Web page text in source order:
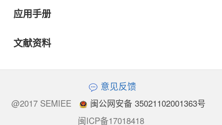
应用手册
文献资料
意见反馈
@2017 SEMIEE
闽公网安备 35021102001363号
闽ICP备17018418